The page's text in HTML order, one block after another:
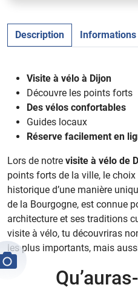
Description
Visite à vélo à Dijon
Découvre les points forts
Des vélos confortables
Guides locaux
Réserve facilement en
Lors de notre visite à vélo de
points forts de la ville, le
historique d’une manière
de la Bourgogne, est connue
architecture et ses traditions
visite à vélo, tu découvriras
les plus importants, mais